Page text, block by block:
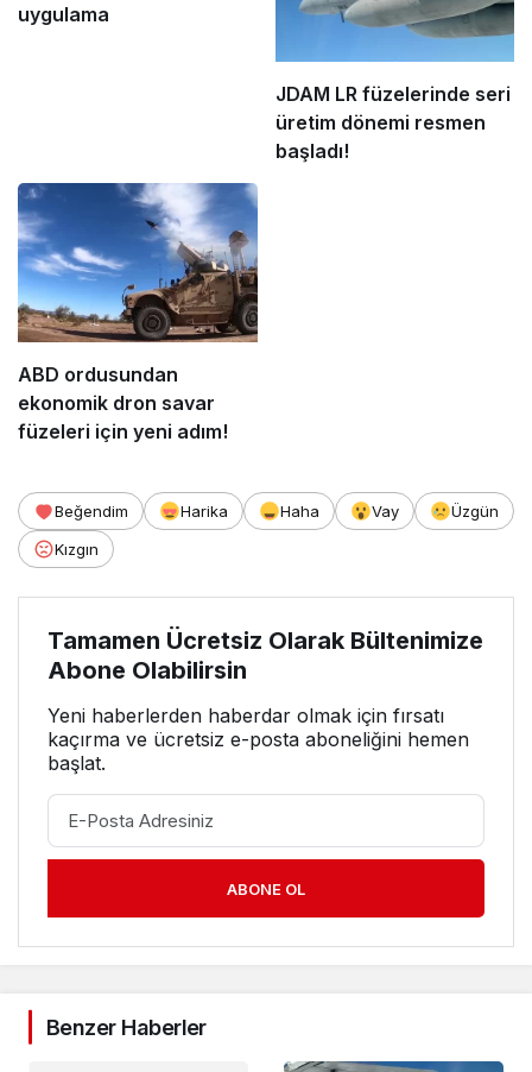
uygulama
JDAM LR füzelerinde seri
üretim dönemi resmen
başladı!
ABD ordusundan
ekonomik dron savar
füzeleri için yeni adım!
Beğendim Harika Haha Vay
Üzgün
Kızgın
Tamamen Ücretsiz Olarak Bültenimize
Abone Olabilirsin
Yeni haberlerden haberdar olmak için fırsatı
kaçırma ve ücretsiz e-posta aboneliğini hemen
başlat.
ABONE OL
Benzer Haberler